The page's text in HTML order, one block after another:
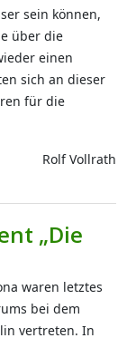
sein können,
über die
einen
sich an dieser
für die
Rolf Vollrath
„Die
waren letztes
bei dem
vertreten. In